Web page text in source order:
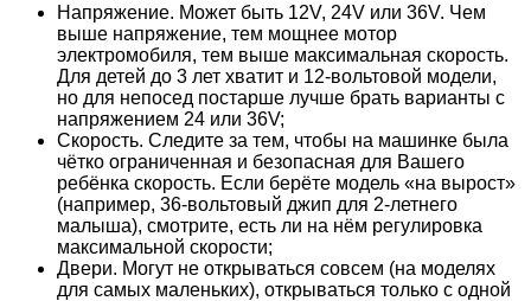
Напряжение. Может быть 12V, 24V или 36V. Чем
выше напряжение, тем мощнее мотор
электромобиля, тем выше максимальная скорость.
Для детей до 3 лет хватит и 12-вольтовой модели,
но для непосед постарше лучше брать варианты с
напряжением 24 или 36V;
Скорость. Следите за тем, чтобы на машинке была
чётко ограниченная и безопасная для Вашего
ребёнка скорость. Если берёте модель «на вырост»
(например, 36-вольтовый джип для 2-летнего
малыша), смотрите, есть ли на нём регулировка
максимальной скорости;
Двери. Могут не открываться совсем (на моделях
для самых маленьких), открываться только с одной